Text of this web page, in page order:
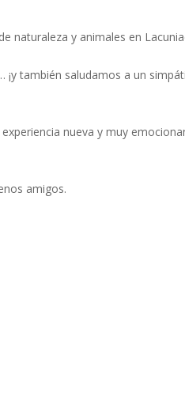
naturaleza y animales en
también saludamos a un
nueva y muy
amigos.